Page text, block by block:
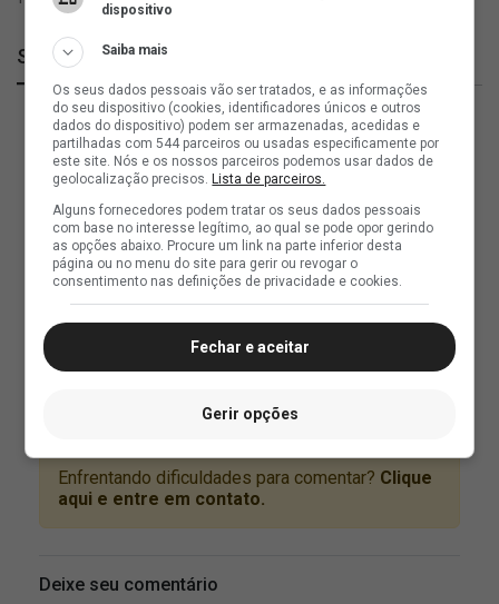
SuperVasco
dispositivo
Saiba mais
Os seus dados pessoais vão ser tratados, e as informações
do seu dispositivo (cookies, identificadores únicos e outros
dados do dispositivo) podem ser armazenadas, acedidas e
partilhadas com 544 parceiros ou usadas especificamente por
este site. Nós e os nossos parceiros podemos usar dados de
geolocalização precisos.Lista de parceiros.
Alguns fornecedores podem tratar os seus dados pessoais
com base no interesse legítimo, ao qual se pode opor gerindo
as opções abaixo. Procure um link na parte inferior desta
página ou no menu do site para gerir ou revogar o
consentimento nas definições de privacidade e cookies.
Fechar e aceitar
Gerir opções